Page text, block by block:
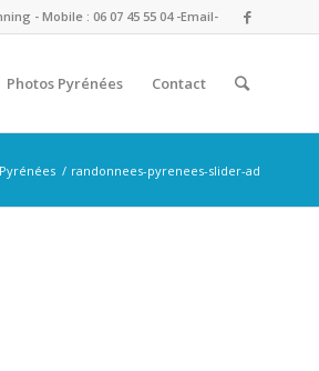
- Mobile : 06 07 45 55 04 -Email-
Photos Pyrénées Contact
/ randonnees-pyrenees-slider-ad